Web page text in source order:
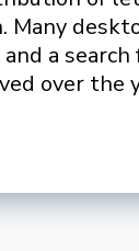
Many
a search
over the